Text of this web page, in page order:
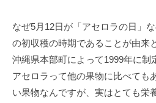
なぜ5⽉12⽇が「アセロラの⽇」
の初収穫の時期であることが由来
沖縄県本部町によって1999年に制
アセロラって他の果物に⽐べても
い果物なんですが、実はとても栄